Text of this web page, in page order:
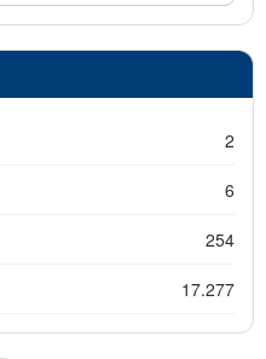
2
6
254
17.277